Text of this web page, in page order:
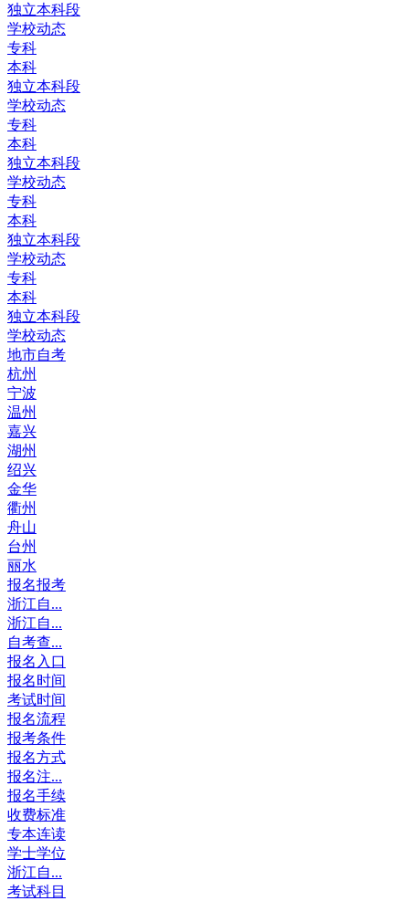
独立本科段
学校动态
专科
本科
独立本科段
学校动态
专科
本科
独立本科段
学校动态
专科
本科
独立本科段
学校动态
专科
本科
独立本科段
学校动态
地市自考
杭州
宁波
温州
嘉兴
湖州
绍兴
金华
衢州
舟山
台州
丽水
报名报考
浙江自...
浙江自...
自考查...
报名入口
报名时间
考试时间
报名流程
报考条件
报名方式
报名注...
报名手续
收费标准
专本连读
学士学位
浙江自...
考试科目